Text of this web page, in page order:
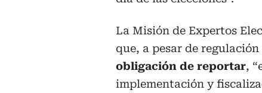
La Misión de Expertos
que, a pesar de regulación
obligación de reportar,
implementación y